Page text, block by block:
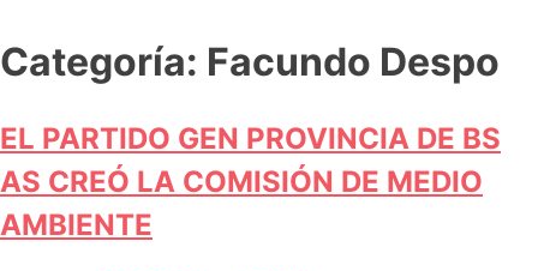
Categoría: Facundo Despo
EL PARTIDO GEN PROVINCIA DE BS
AS CREÓ LA COMISIÓN DE MEDIO
AMBIENTE